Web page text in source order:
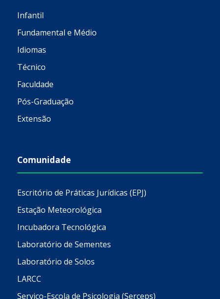
Infantil
Fundamental e Médio
Idiomas
Técnico
Faculdade
Pós-Graduação
Extensão
Comunidade
Escritório de Práticas Jurídicas (EPJ)
Estação Meteorológica
Incubadora Tecnológica
Laboratório de Sementes
Laboratório de Solos
LARCC
Serviço-Escola de Psicologia (Serceps)